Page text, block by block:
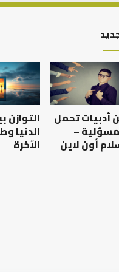
العلاقة
العلمية
بين
الإمام
مالك
والليث
بن
سعد:
العلاقة العلمية بين
أدبيات تحمل
–
أون لاين
التوازن
الدنيا
الآخرة